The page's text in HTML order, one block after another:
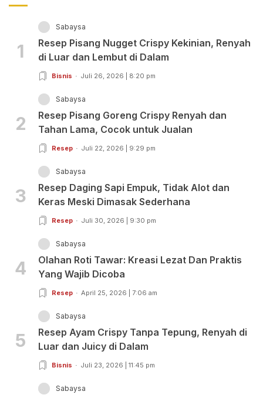
1
Sabaysa
Resep Pisang Nugget Crispy Kekinian, Renyah
di Luar dan Lembut di Dalam
Bisnis Juli 26, 2026 | 8:20 pm
2
Sabaysa
Resep Pisang Goreng Crispy Renyah dan
Tahan Lama, Cocok untuk Jualan
Resep Juli 22, 2026 | 9:29 pm
3
Sabaysa
Resep Daging Sapi Empuk, Tidak Alot dan
Keras Meski Dimasak Sederhana
Resep Juli 30, 2026 | 9:30 pm
4
Sabaysa
Olahan Roti Tawar: Kreasi Lezat Dan Praktis
Yang Wajib Dicoba
Resep April 25, 2026 | 7:06 am
5
Sabaysa
Resep Ayam Crispy Tanpa Tepung, Renyah di
Luar dan Juicy di Dalam
Bisnis Juli 23, 2026 | 11:45 pm
Sabaysa